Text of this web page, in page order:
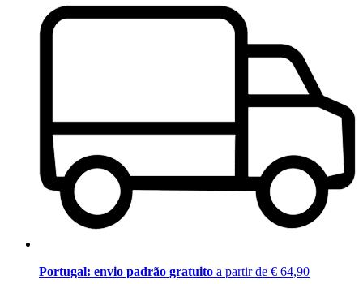
Portugal: envio padrão gratuito a partir de € 64,90